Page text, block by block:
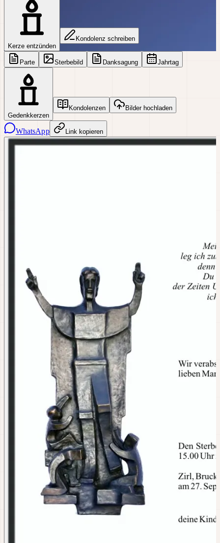
Kerze entzünden
Kondolenz schreiben
Parte Sterbebild Danksagung Jahrtag
Gedenkkerzen
Kondolenzen Bilder hochladen
WhatsApp Link kopieren